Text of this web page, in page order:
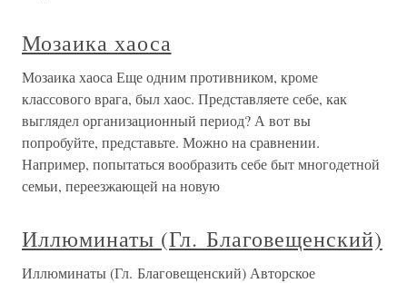
Мозаика хаоса
Мозаика хаоса Еще одним противником, кроме
классового врага, был хаос. Представляете себе, как
выглядел организационный период? А вот вы
попробуйте, представьте. Можно на сравнении.
Например, попытаться вообразить себе быт многодетной
семьи, переезжающей на новую
Иллюминаты (Гл. Благовещенский)
Иллюминаты (Гл. Благовещенский) Авторское